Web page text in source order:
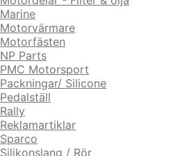
Marine
Motorvärmare
Motorfästen
NP Parts
PMC Motorsport
Packningar/ Silicone
Pedalställ
Rally
Reklamartiklar
Sparco
Silikonslang / Rör